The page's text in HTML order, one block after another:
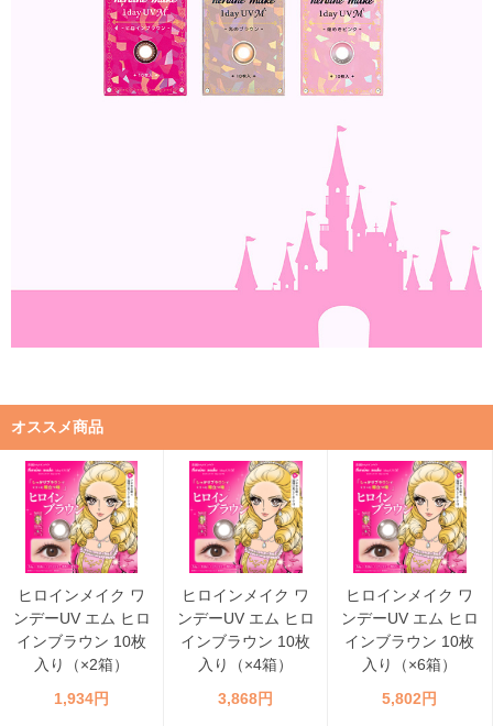
オススメ商品
ヒロインメイク ワ
ンデーUV エム ヒロ
インブラウン 10枚
入り（×2箱）
1,934円
ヒロインメイク ワ
ンデーUV エム ヒロ
インブラウン 10枚
入り（×4箱）
3,868円
ヒロインメイク ワ
ンデーUV エム ヒロ
インブラウン 10枚
入り（×6箱）
5,802円